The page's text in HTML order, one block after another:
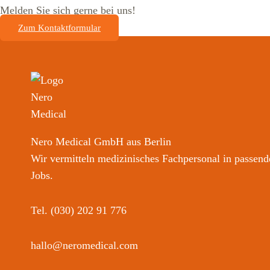
Melden Sie sich gerne bei uns!
Zum Kontaktformular
Nero Medical GmbH aus Berlin
Wir vermitteln medizinisches Fachpersonal in
Jobs.
Tel. (030) 202 91 776
hallo@neromedical.com